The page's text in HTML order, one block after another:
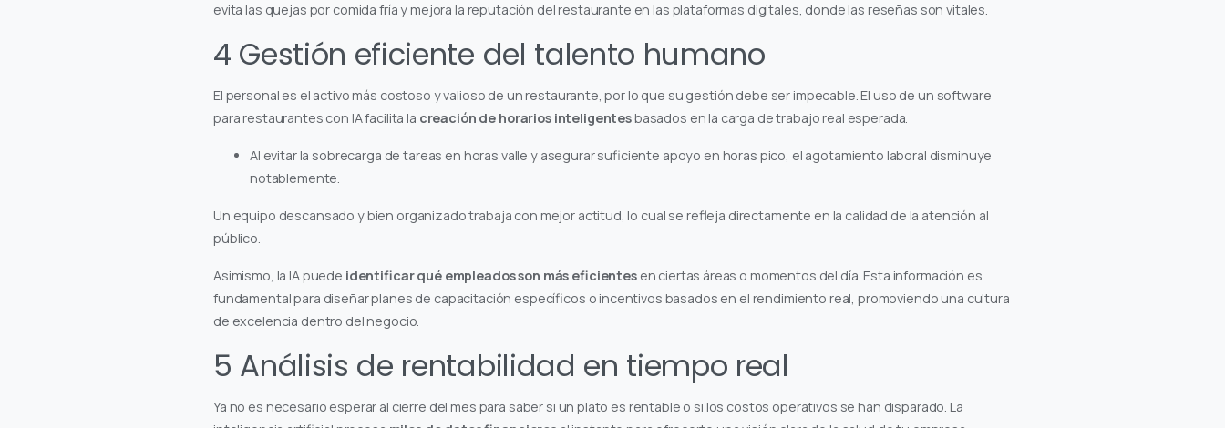
evita las quejas por comida fría y mejora la reputación del restaurante en las plataformas digitales, donde las reseñas son vitales.
4 Gestión eficiente del talento humano
El personal es el activo más costoso y valioso de un restaurante, por lo que su gestión debe ser impecable. El uso de un software
para restaurantes con IA facilita la creación de horarios inteligentesbasados en la carga de trabajo real esperada.
Al evitar la sobrecarga de tareas en horas valle y asegurar suficiente apoyo en horas pico, el agotamiento laboral disminuye
notablemente.
Un equipo descansado y bien organizado trabaja con mejor actitud, lo cual se refleja directamente en la calidad de la atención al
público.
Asimismo, la IA puede identificar qué empleados son más eficientesen ciertas áreas o momentos del día. Esta información es
fundamental para diseñar planes de capacitación específicos o incentivos basados en el rendimiento real, promoviendo una cultura
de excelencia dentro del negocio.
5 Análisis de rentabilidad en tiempo real
Ya no es necesario esperar al cierre del mes para saber si un plato es rentable o si los costos operativos se han disparado. La